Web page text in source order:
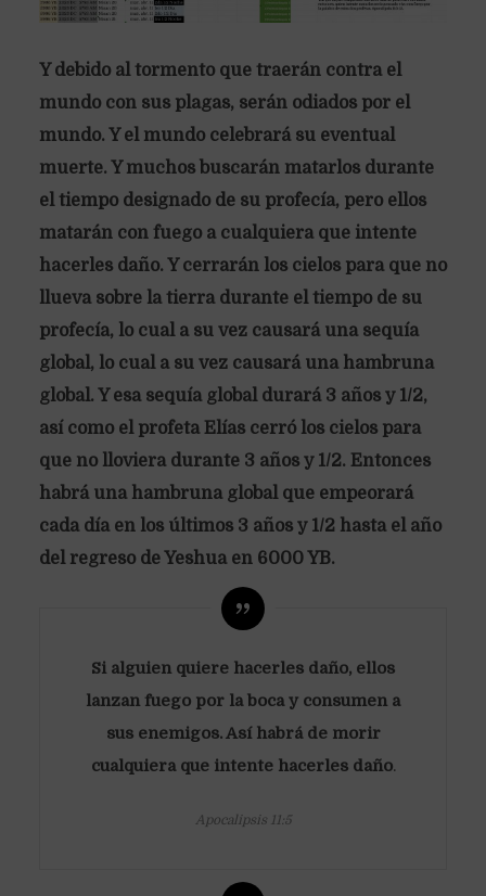
Y debido al tormento que traerán contra el
mundo con sus plagas, serán odiados por el
mundo. Y el mundo celebrará su eventual
muerte. Y muchos buscarán matarlos durante
el tiempo designado de su profecía, pero ellos
matarán con fuego a cualquiera que intente
hacerles daño. Y cerrarán los cielos para que no
llueva sobre la tierra durante el tiempo de su
profecía, lo cual a su vez causará una sequía
global, lo cual a su vez causará una hambruna
global. Y esa sequía global durará 3 años y 1/2,
así como el profeta Elías cerró los cielos para
que no lloviera durante 3 años y 1/2. Entonces
habrá una hambruna global que empeorará
cada día en los últimos 3 años y 1/2 hasta el año
del regreso de Yeshua en 6000 YB.
Si alguien quiere hacerles daño, ellos
lanzan fuego por la boca y consumen a
sus enemigos. Así habrá de morir
cualquiera que intente hacerles daño.
Apocalipsis 11:5